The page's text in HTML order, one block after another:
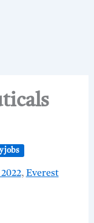
jobs
, Everest